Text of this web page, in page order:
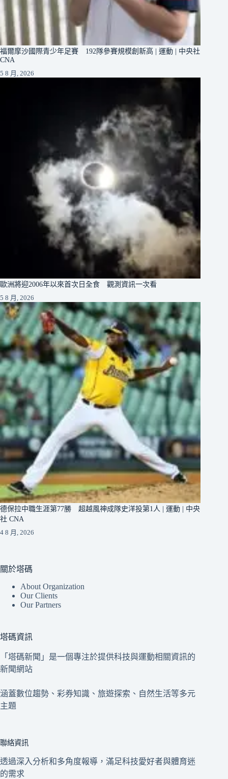
福爾摩沙國際青少年足賽 192隊參賽規模創新高 | 運動 | 中央社
CNA
5 8 月, 2026
歐洲將迎2006年以來首次日全食 觀測資訊一次看
5 8 月, 2026
德保拉中職生涯第77勝 超越風神成隊史洋投第1人 | 運動 | 中央
社 CNA
4 8 月, 2026
關於塔碼
About Organization
Our Clients
Our Partners
塔碼資訊
「塔碼新聞」是一個專注於提供科技與運動相關資訊的
新聞網站
涵蓋數位趨勢、彩券知識、旅遊探索、自然生活等多元
主題
聯絡資訊
透過深入分析和多角度報導，滿足科技愛好者與體育迷
的需求